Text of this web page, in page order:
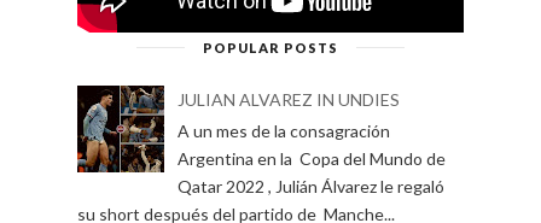
POPULAR POSTS
JULIAN ALVAREZ IN UNDIES
A un mes de la consagración
Argentina en la Copa del Mundo de
Qatar 2022 , Julián Álvarez le regaló
su short después del partido de Manche...